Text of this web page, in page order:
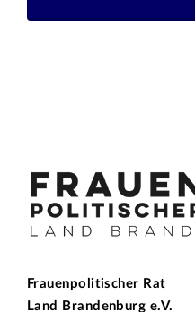
Frauenpolitischer Rat
Land Brandenburg e.V.